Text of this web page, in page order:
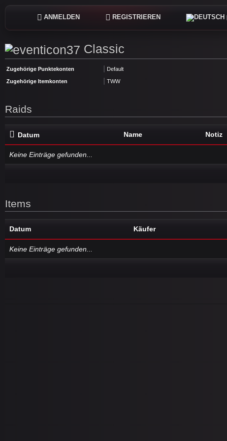
ANMELDEN REGISTRIEREN
Classic
Zugehörige Punktekonten Default
Zugehörige Itemkonten TWW
Raids
Datum Name Notiz
Keine Einträge gefunden...
Items
Datum Käufer
Keine Einträge gefunden...